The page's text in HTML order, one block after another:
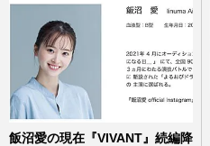
飯沼愛の現在『VIVANT』続編降